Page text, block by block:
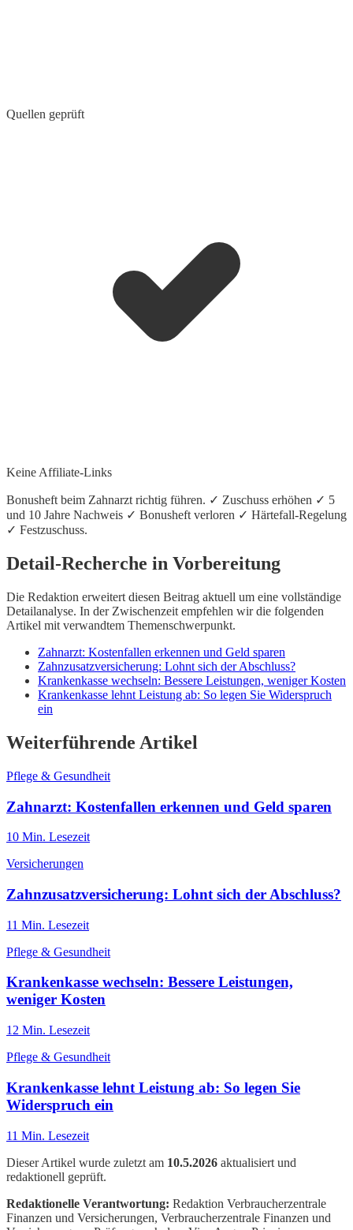
Quellen geprüft
Keine Affiliate-Links
Bonusheft beim Zahnarzt richtig führen. ✓ Zuschuss erhöhen ✓ 5
und 10 Jahre Nachweis ✓ Bonusheft verloren ✓ Härtefall-Regelung
✓ Festzuschuss.
Detail-Recherche in Vorbereitung
Die Redaktion erweitert diesen Beitrag aktuell um eine vollständige
Detailanalyse. In der Zwischenzeit empfehlen wir die folgenden
Artikel mit verwandtem Themenschwerpunkt.
Zahnarzt: Kostenfallen erkennen und Geld sparen
Zahnzusatzversicherung: Lohnt sich der Abschluss?
Krankenkasse wechseln: Bessere Leistungen, weniger Kosten
Krankenkasse lehnt Leistung ab: So legen Sie Widerspruch
ein
Weiterführende Artikel
Pflege & Gesundheit
Zahnarzt: Kostenfallen erkennen und Geld sparen
10 Min. Lesezeit
Versicherungen
Zahnzusatzversicherung: Lohnt sich der Abschluss?
11 Min. Lesezeit
Pflege & Gesundheit
Krankenkasse wechseln: Bessere Leistungen,
weniger Kosten
12 Min. Lesezeit
Pflege & Gesundheit
Krankenkasse lehnt Leistung ab: So legen Sie
Widerspruch ein
11 Min. Lesezeit
Dieser Artikel wurde zuletzt am 10.5.2026 aktualisiert und
redaktionell geprüft.
Redaktionelle Verantwortung: Redaktion Verbraucherzentrale
Finanzen und Versicherungen, Verbraucherzentrale Finanzen und